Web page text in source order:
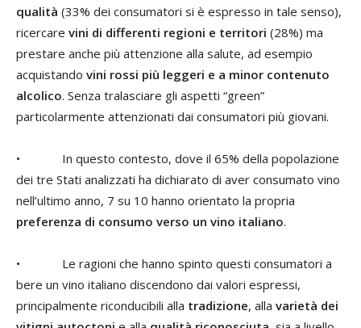
qualità (33% dei consumatori si è espresso in tale senso),
ricercare vini di differenti regioni e territori (28%) ma
prestare anche più attenzione alla salute, ad esempio
acquistando vini rossi più leggeri e a minor contenuto
alcolico. Senza tralasciare gli aspetti “green”
particolarmente attenzionati dai consumatori più giovani.
• In questo contesto, dove il 65% della popolazione
dei tre Stati analizzati ha dichiarato di aver consumato vino
nell’ultimo anno, 7 su 10 hanno orientato la propria
preferenza di consumo verso un vino italiano.
• Le ragioni che hanno spinto questi consumatori a
bere un vino italiano discendono dai valori espressi,
principalmente riconducibili alla tradizione, alla varietà dei